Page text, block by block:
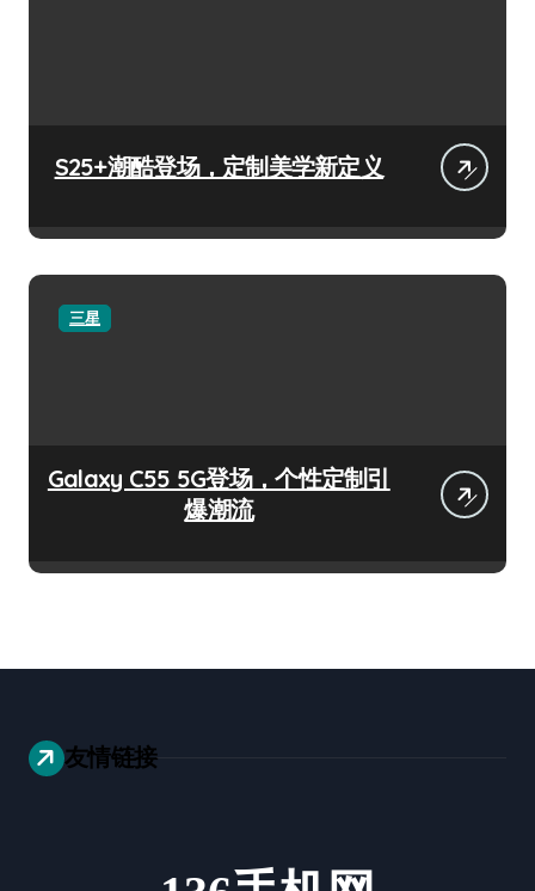
S25+潮酷登场，定制美学新定义
三星
Galaxy C55 5G登场，个性定制引
爆潮流
友情链接